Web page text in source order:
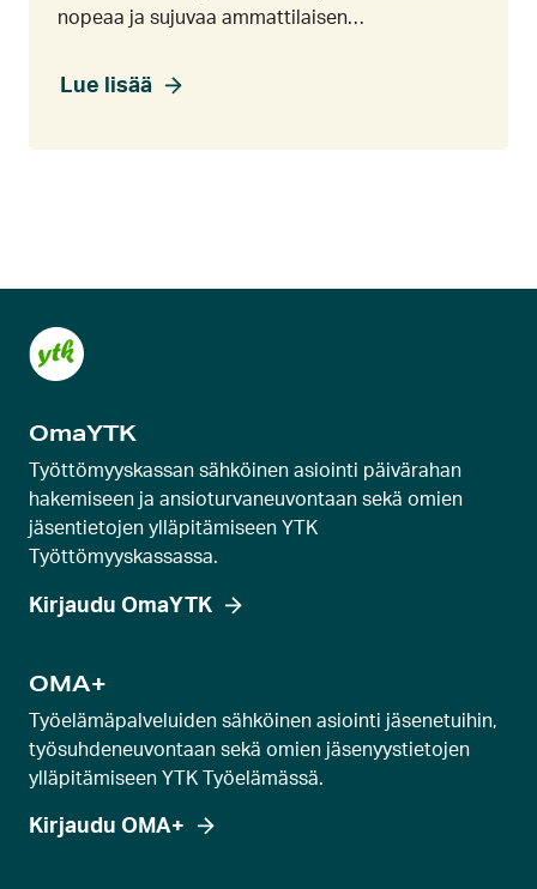
nopeaa ja sujuvaa ammattilaisen…
Lue lisää
OmaYTK
Työttömyyskassan sähköinen asiointi päivärahan
hakemiseen ja ansioturvaneuvontaan sekä omien
jäsentietojen ylläpitämiseen YTK
Työttömyyskassassa.
Kirjaudu OmaYTK
OMA+
Työelämäpalveluiden sähköinen asiointi jäsenetuihin,
työsuhdeneuvontaan sekä omien jäsenyystietojen
ylläpitämiseen YTK Työelämässä.
Kirjaudu OMA+